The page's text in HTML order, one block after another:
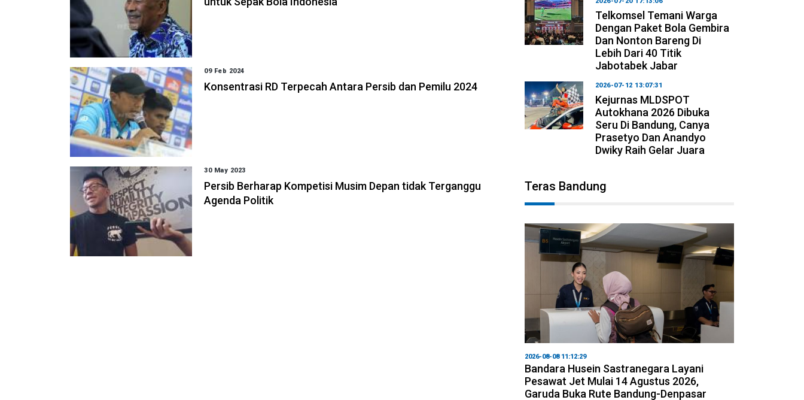
09 Feb 2024
Konsentrasi RD Terpecah Antara Persib dan Pemilu 2024
30 May 2023
Persib Berharap Kompetisi Musim Depan tidak Terganggu
Agenda Politik
Telkomsel Temani Warga
Dengan Paket Bola Gembira
Dan Nonton Bareng Di
Lebih Dari 40 Titik
Jabotabek Jabar
2026-07-12 13:07:31
Kejurnas MLDSPOT
Autokhana 2026 Dibuka
Seru Di Bandung, Canya
Prasetyo Dan Anandyo
Dwiky Raih Gelar Juara
Teras Bandung
2026-08-08 11:12:29
Bandara Husein Sastranegara Layani
Pesawat Jet Mulai 14 Agustus 2026,
Garuda Buka Rute Bandung-Denpasar